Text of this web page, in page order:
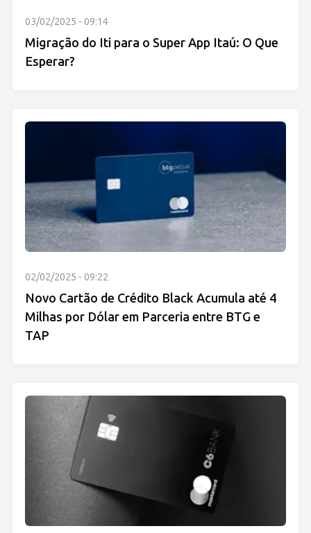
03/02/2025 - 09:14
Migração do Iti para o Super App Itaú: O Que
Esperar?
02/02/2025 - 09:22
Novo Cartão de Crédito Black Acumula até 4
Milhas por Dólar em Parceria entre BTG e
TAP